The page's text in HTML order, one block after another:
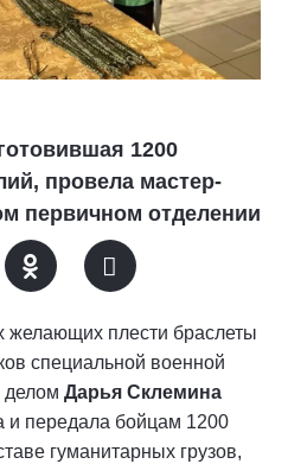
1200
провела мастер-
первичном отделении
желающих плести браслеты
специальной военной
Дарья Склемина
и передала бойцам 1200
гуманитарных грузов,